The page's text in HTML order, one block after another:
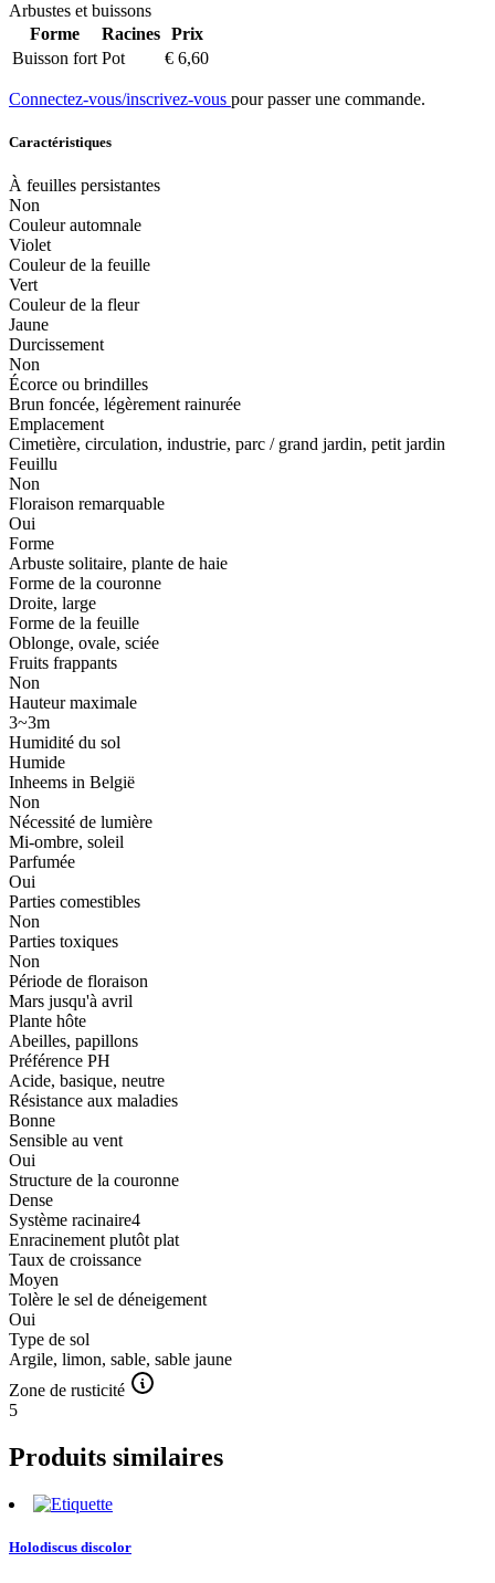
Arbustes et buissons
Forme
Racines Prix
Buisson fort Pot € 6,60
Connectez-vous/inscrivez-vous pour passer une commande.
Caractéristiques
À feuilles persistantes
Non
Couleur automnale
Violet
Couleur de la feuille
Vert
Couleur de la fleur
Jaune
Durcissement
Non
Écorce ou brindilles
Brun foncée, légèrement rainurée
Emplacement
Cimetière, circulation, industrie, parc / grand jardin, petit jardin
Feuillu
Non
Floraison remarquable
Oui
Forme
Arbuste solitaire, plante de haie
Forme de la couronne
Droite, large
Forme de la feuille
Oblonge, ovale, sciée
Fruits frappants
Non
Hauteur maximale
3~3m
Humidité du sol
Humide
Inheems in België
Non
Nécessité de lumière
Mi-ombre, soleil
Parfumée
Oui
Parties comestibles
Non
Parties toxiques
Non
Période de floraison
Mars jusqu'à avril
Plante hôte
Abeilles, papillons
Préférence PH
Acide, basique, neutre
Résistance aux maladies
Bonne
Sensible au vent
Oui
Structure de la couronne
Dense
Système racinaire4
Enracinement plutôt plat
Taux de croissance
Moyen
Tolère le sel de déneigement
Oui
Type de sol
Argile, limon, sable, sable jaune
Zone de rusticité
5
Produits similaires
Holodiscus discolor